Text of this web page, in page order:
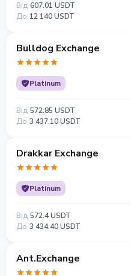
Від 607.01 USDT
До 12 140 USDT
Bulldog Exchange
Platinum
Від 572.85 USDT
До 3 437.10 USDT
Drakkar Exchange
Platinum
Від 572.4 USDT
До 3 434.40 USDT
Ant.Exchange